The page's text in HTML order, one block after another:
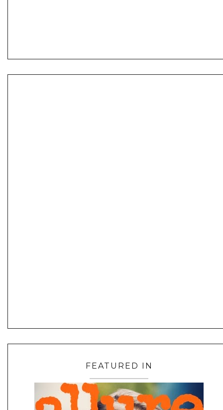
FEATURED IN